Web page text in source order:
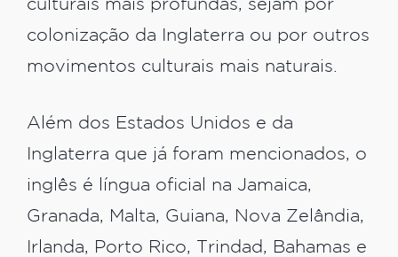
culturais mais profundas, sejam por
colonização da Inglaterra ou por outros
movimentos culturais mais naturais.
Além dos Estados Unidos e da
Inglaterra que já foram mencionados, o
inglês é língua oficial na Jamaica,
Granada, Malta, Guiana, Nova Zelândia,
Irlanda, Porto Rico, Trindad, Bahamas e